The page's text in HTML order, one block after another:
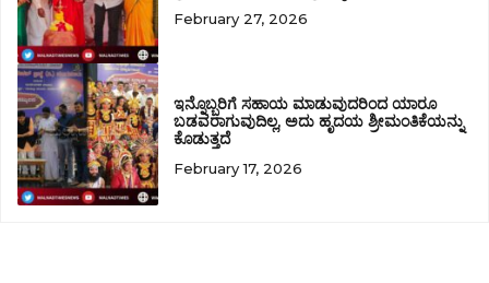
February 27, 2026
ಇನ್ನೊಬ್ಬರಿಗೆ ಸಹಾಯ ಮಾಡುವುದರಿಂದ ಯಾರೂ
ಬಡವರಾಗುವುದಿಲ್ಲ, ಅದು ಹೃದಯ ಶ್ರೀಮಂತಿಕೆಯನ್ನು
ಕೊಡುತ್ತದೆ
February 17, 2026